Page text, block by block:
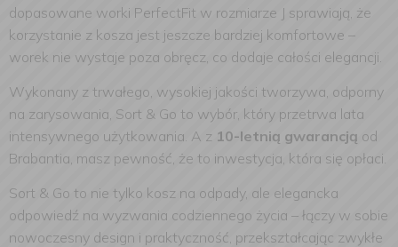
dopasowane worki PerfectFit w rozmiarze J sprawiają, że
korzystanie z kosza jest jeszcze bardziej komfortowe –
worek nie wystaje poza obręcz, co dodaje całości elegancji.
Wykonany z trwałego, wysokiej jakości tworzywa, odporny
na zarysowania, Sort & Go to wybór, który przetrwa lata
intensywnego użytkowania. A z 10-letnią gwarancją od
Brabantia, masz pewność, że to inwestycja, która się opłaci.
Sort & Go to nie tylko kosz na odpady, ale elegancka
odpowiedź na wyzwania codziennego życia – łączy w sobie
nowoczesny design i praktyczność, przekształcając zwykłe